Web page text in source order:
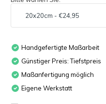
Handgefertigte Maßarbeit
Günstiger Preis: Tiefstpreis
Maßanfertigung möglich
Eigene Werkstatt